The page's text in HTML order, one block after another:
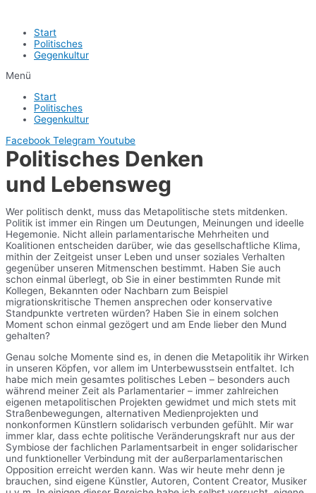
Start
Politisches
Gegenkultur
Menü
Start
Politisches
Gegenkultur
Facebook Telegram Youtube
Politisches Denken
und Lebensweg
Wer politisch denkt, muss das Metapolitische stets mitdenken.
Politik ist immer ein Ringen um Deutungen, Meinungen und ideelle
Hegemonie. Nicht allein parlamentarische Mehrheiten und
Koalitionen entscheiden darüber, wie das gesellschaftliche Klima,
mithin der Zeitgeist unser Leben und unser soziales Verhalten
gegenüber unseren Mitmenschen bestimmt. Haben Sie auch
schon einmal überlegt, ob Sie in einer bestimmten Runde mit
Kollegen, Bekannten oder Nachbarn zum Beispiel
migrationskritische Themen ansprechen oder konservative
Standpunkte vertreten würden? Haben Sie in einem solchen
Moment schon einmal gezögert und am Ende lieber den Mund
gehalten?
Genau solche Momente sind es, in denen die Metapolitik ihr Wirken
in unseren Köpfen, vor allem im Unterbewusstsein entfaltet. Ich
habe mich mein gesamtes politisches Leben – besonders auch
während meiner Zeit als Parlamentarier – immer zahlreichen
eigenen metapolitischen Projekten gewidmet und mich stets mit
Straßenbewegungen, alternativen Medienprojekten und
nonkonformen Künstlern solidarisch verbunden gefühlt. Mir war
immer klar, dass echte politische Veränderungskraft nur aus der
Symbiose der fachlichen Parlamentsarbeit in enger solidarischer
und funktioneller Verbindung mit der außerparlamentarischen
Opposition erreicht werden kann. Was wir heute mehr denn je
brauchen, sind eigene Künstler, Autoren, Content Creator, Musiker